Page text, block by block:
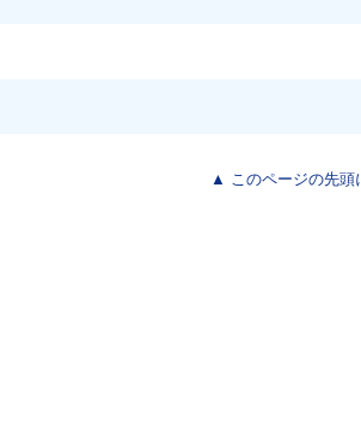
▲ このページの先頭